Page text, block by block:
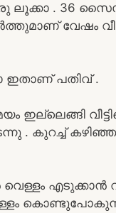
ലൂക്കാ . 36
വേഷം
പതിവ് .
ഇല്ലെങ്ങി
. കുറച്ച്
വെള്ളം